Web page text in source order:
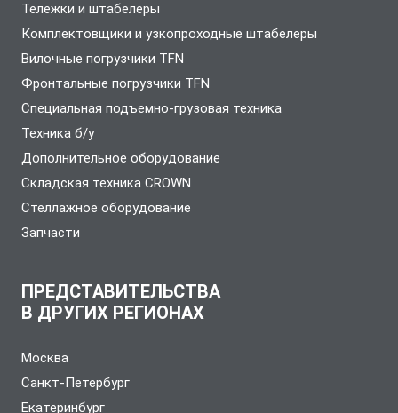
Тележки и штабелеры
Комплектовщики и узкопроходные штабелеры
Вилочные погрузчики TFN
Фронтальные погрузчики TFN
Специальная подъемно-грузовая техника
Техника б/у
Дополнительное оборудование
Складская техника CROWN
Стеллажное оборудование
Запчасти
ПРЕДСТАВИТЕЛЬСТВА
В ДРУГИХ РЕГИОНАХ
Москва
Санкт-Петербург
Екатеринбург